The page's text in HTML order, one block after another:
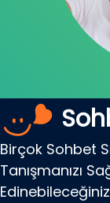
Birçok Sohbet
Tanışmanızı